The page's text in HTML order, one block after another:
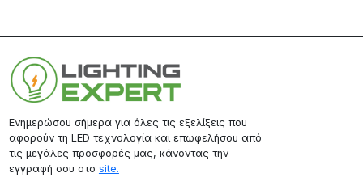
Ενημερώσου σήμερα για όλες τις εξελίξεις που
αφορούν τη LED τεχνολογία και επωφελήσου από
τις μεγάλες προσφορές μας, κάνοντας την
εγγραφή σου στο site.